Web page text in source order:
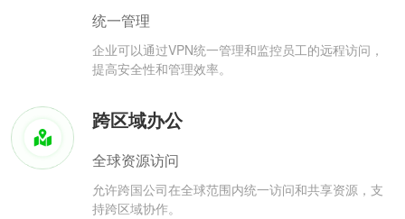
统一管理
企业可以通过VPN统一管理和监控员工的远程访问，
提高安全性和管理效率。
跨区域办公
全球资源访问
允许跨国公司在全球范围内统一访问和共享资源，支
持跨区域协作。